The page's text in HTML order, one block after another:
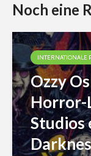
Noch eine
INTERNATIONALE
Ozzy
Horror-
Studios